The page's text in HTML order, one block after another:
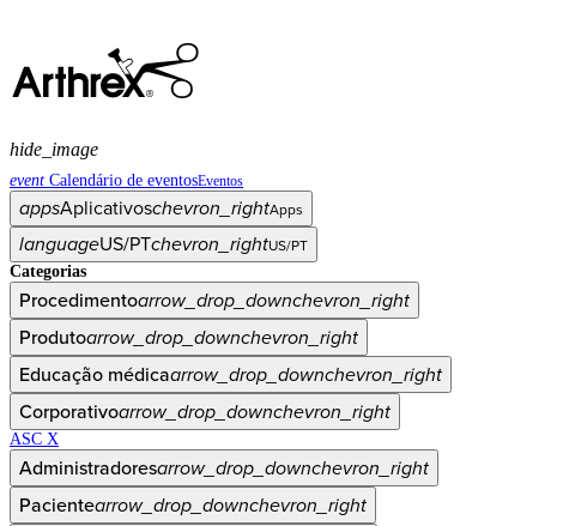
event Calendário de eventosEventos
appsAplicativoschevron_rightApps
languageUS/PTchevron_rightUS/PT
Categorias
Procedimentoarrow_drop_downchevron_right
Produtoarrow_drop_downchevron_right
Educação médicaarrow_drop_downchevron_right
Corporativoarrow_drop_downchevron_right
ASC X
Administradoresarrow_drop_downchevron_right
Pacientearrow_drop_downchevron_right
hide_image